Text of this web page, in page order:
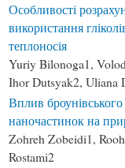
Особливості
використання
теплоносія
Yuriy Bilonoga1,
Ihor Dutsyak2, Uliana
Вплив
наночастинок на
Zohreh Zobeidi1,
Rostami2